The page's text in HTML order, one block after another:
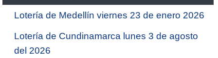
Lotería de Medellín viernes 23 de enero 2026
Lotería de Cundinamarca lunes 3 de agosto
del 2026